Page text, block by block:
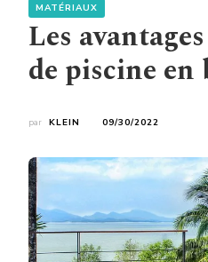
MATÉRIAUX
Les
de piscine en
par KLEIN 09/30/2022